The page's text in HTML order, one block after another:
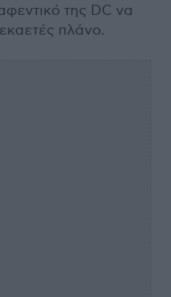
της DC να
πλάνο.